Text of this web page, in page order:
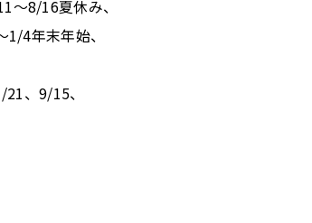
～8/16夏休み、
4年末年始、
、9/15、